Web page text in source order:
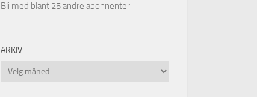
Bli med blant 25 andre abonnenter
ARKIV
Arkiv